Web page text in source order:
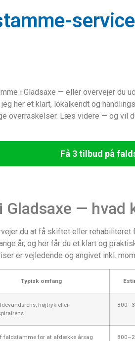
i Gladsaxe — eller overvejer du
her et klart, lokalkendt og
overraskelser. Læs videre — og vil
Få 3 tilbud på
— hvad
du at få skiftet eller rehabiliteret
år, og her får du et klart og
er vejledende og angivet inkl.
Typisk omfang
højtryk eller
faldstamme for at afdække årsag